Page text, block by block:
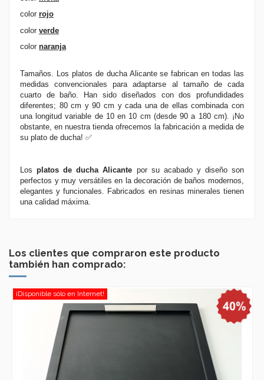
color rojo
color verde
color naranja
Tamaños. Los platos de ducha Alicante se fabrican en todas las
medidas convencionales para adaptarse al tamaño de cada
cuarto de baño. Han sido diseñados con dos profundidades
diferentes; 80 cm y 90 cm y cada una de ellas combinada con
una longitud variable de 10 en 10 cm (desde 90 a 180 cm). ¡No
obstante, en nuestra tienda ofrecemos la fabricación a medida de
su plato de ducha! ✅
Los platos de ducha Alicante por su acabado y diseño son
perfectos y muy versátiles en la decoración de baños modernos,
elegantes y funcionales. Fabricados en resinas minerales tienen
una calidad máxima.
Los clientes que compraron este producto
también han comprado:
¡Disponible sólo en Internet!